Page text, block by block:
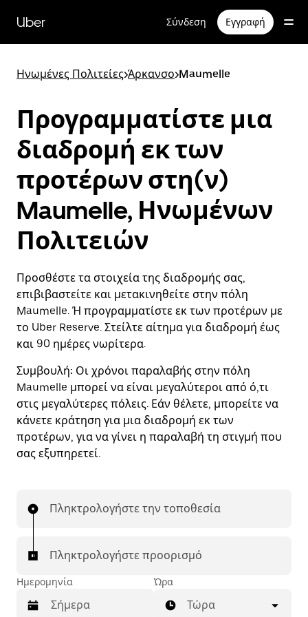
κύριο
περιεχόμενο
Uber Σύνδεση Εγγραφή
Ηνωμένες Πολιτείες>Άρκανσο>Maumelle
Προγραμματίστε μια
διαδρομή εκ των
προτέρων στη(ν)
Maumelle, Ηνωμένων
Πολιτειών
Προσθέστε τα στοιχεία της διαδρομής σας,
επιβιβαστείτε και μετακινηθείτε στην πόλη
Maumelle. Ή προγραμματίστε εκ των προτέρων με
το Uber Reserve. Στείλτε αίτημα για διαδρομή έως
και 90 ημέρες νωρίτερα.
Συμβουλή: Οι χρόνοι παραλαβής στην πόλη
Maumelle μπορεί να είναι μεγαλύτεροι από ό,τι
στις μεγαλύτερες πόλεις. Εάν θέλετε, μπορείτε να
κάνετε κράτηση για μια διαδρομή εκ των
προτέρων, για να γίνει η παραλαβή τη στιγμή που
σας εξυπηρετεί.
Πληκτρολογήστε την τοποθεσία
Πληκτρολογήστε προορισμό
Ημερομηνία Ώρα
Τώρα